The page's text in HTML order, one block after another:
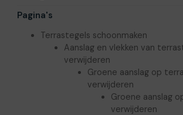
Pagina's
Terrastegels schoonmaken
Aanslag en vlekken van
verwijderen
Groene aanslag op
verwijderen
Groene aanslag
verwijderen